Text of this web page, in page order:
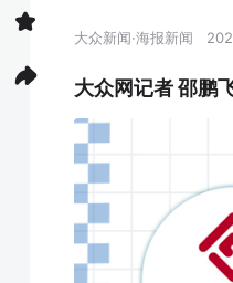
大众新闻·海报新闻
大众网记者 邵鹏